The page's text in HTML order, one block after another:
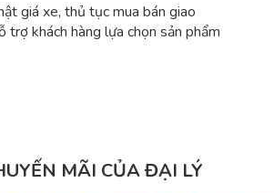
giá xe, thủ tục mua bán giao
trợ khách hàng lựa chọn sản phẩm
MÃI CỦA ĐẠI LÝ